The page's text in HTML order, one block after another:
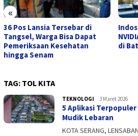
«
36 Pos Lansia Tersebar di
Tangsel, Warga Bisa Dapat
Pemeriksaan Kesehatan
hingga Senam
di
TAG: TOL KITA
TEKNOLOGI admin
3 Maret 2026
5 Aplikasi
Mudik Lebaran
KOTA SERANG,